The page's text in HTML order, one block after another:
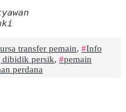
transfer pemain,
Info
dibidik persik,
pemain
perdana